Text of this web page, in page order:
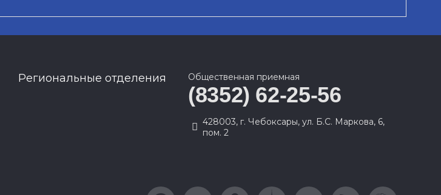
Региональные отделения Общественная приемная
(8352) 62-25-56
428003, г. Чебоксары, ул. Б.С. Маркова, 6,
пом. 2